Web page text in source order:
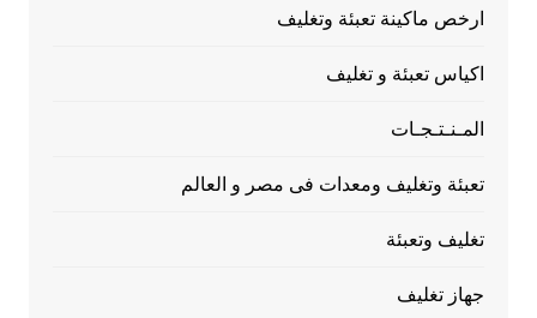
ارخص ماكينة تعبئة وتغليف
اكياس تعبئة و تغليف
المـنـتـجـات
تعبئة وتغليف ومعدات فى مصر و العالم
تغليف وتعبئة
جهاز تغليف